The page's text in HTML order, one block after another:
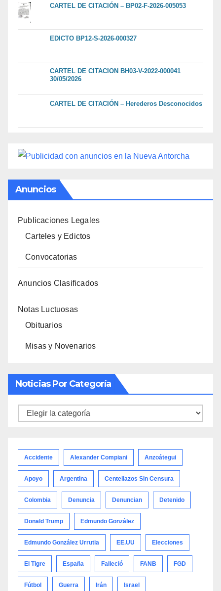
CARTEL DE CITACIÓN – BP02-F-2026-005053
EDICTO BP12-S-2026-000327
CARTEL DE CITACION BH03-V-2022-000041
30/05/2026
CARTEL DE CITACIÓN – Herederos Desconocidos
Anuncios
Publicaciones Legales
Carteles y Edictos
Convocatorias
Anuncios Clasificados
Notas Luctuosas
Obituarios
Misas y Novenarios
Noticias Por Categoría
Noticias
Accidente Alexander Compiani Anzoátegui
Apoyo Argentina Centellazos Sin Censura
Colombia Denuncia Denuncian Detenido
Donald Trump Edmundo González
Edmundo González Urrutia EE.UU Elecciones
El Tigre España Falleció FANB FGD
Fútbol Guerra Irán Israel